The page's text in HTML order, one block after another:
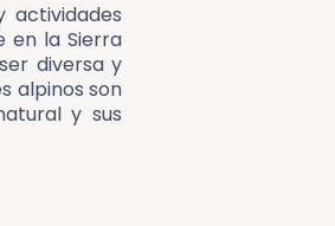
actividades
en la Sierra
diversa y
alpinos son
y sus